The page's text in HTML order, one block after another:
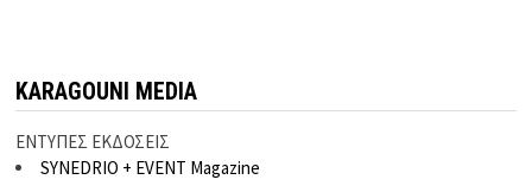
KARAGOUNI MEDIA
ΕΝΤΥΠΕΣ ΕΚΔΟΣΕΙΣ
SYNEDRIO + EVENT Magazine